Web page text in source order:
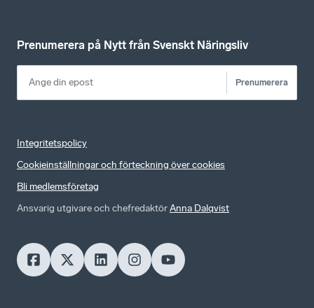
Prenumerera på Nytt från Svenskt Näringsliv
Prenumerera
Integritetspolicy
Cookieinställningar och förteckning över cookies
Bli medlemsföretag
Ansvarig utgivare och chefredaktörAnna Dalqvist